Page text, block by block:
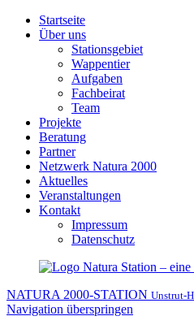
Startseite
Über uns
Stationsgebiet
Wappentier
Aufgaben
Fachbeirat
Team
Projekte
Beratung
Partner
Netzwerk Natura 2000
Aktuelles
Veranstaltungen
Kontakt
Impressum
Datenschutz
NATURA 2000-STATION Unstrut-
Navigation überspringen